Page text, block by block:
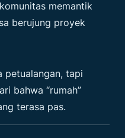
memantik
berujung proyek
petualangan, tapi
bahwa “rumah”
terasa pas.